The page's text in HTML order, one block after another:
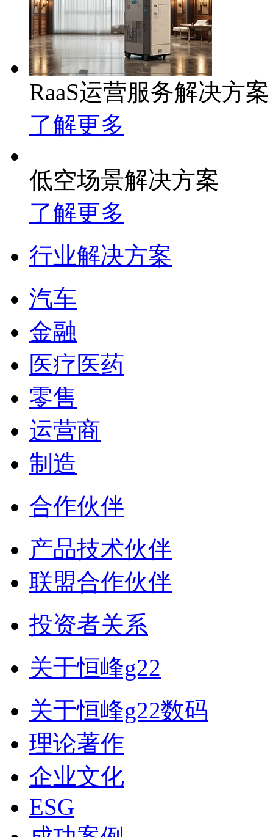
RaaS运营服务解决方案
了解更多
低空场景解决方案
了解更多
行业解决方案
汽车
金融
医疗医药
零售
运营商
制造
合作伙伴
产品技术伙伴
联盟合作伙伴
投资者关系
关于恒峰g22
关于恒峰g22数码
理论著作
企业文化
ESG